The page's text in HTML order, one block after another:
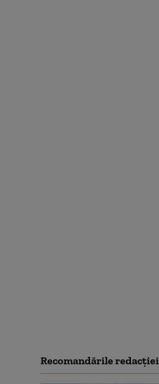
Recomandările redacţiei